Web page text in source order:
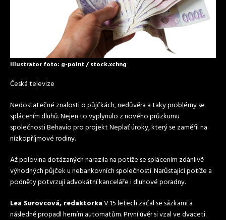
illustrator foto: g-point / stock.xchng
Česká televize
Nedostatečné znalosti o půjčkách, nedůvěra a taky problémy se
splácením dluhů. Nejen to vyplynulo z nového průzkumu
společnosti Behavio pro projekt Neplať úroky, který se zaměřil na
nízkopříjmové rodiny.
Až polovina dotázaných narazila na potíže se splácením zdánlivě
výhodných půjček u nebankovních společností. Narůstající potíže a
podněty potvrzují advokátní kanceláře i dluhové poradny.
Lea Surovcová, redaktorkaV 15 letech začal se sázkami a
následně propadl herním automatům. První úvěr si vzal ve dvaceti.